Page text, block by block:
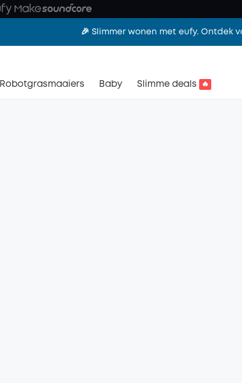
🎉 Slimmer wonen met eufy.
Robotgrasmaaiers Baby Slimme deals 🔥